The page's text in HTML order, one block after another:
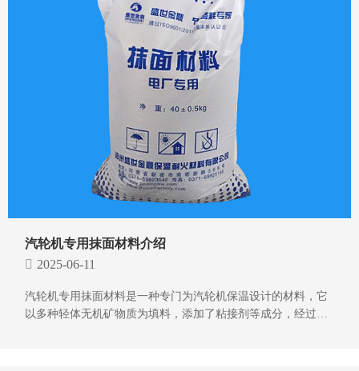
汽轮机专用抹面材料介绍
2025-06-11
汽轮机专用抹面材料是一种专门为汽轮机保温设计的材料，它
以多种轻体无机矿物质为填料，添加了粘接剂等成分，经过特